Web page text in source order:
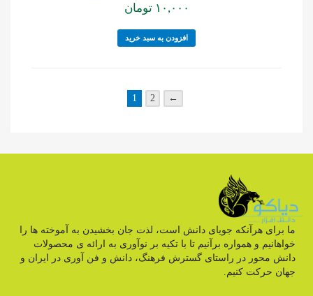
۱۰,۰۰۰ تومان
افزودن به سبد خرید
1 2 ←
ما برای هرآنکه جویای دانش است، لذت جان بخشیدن به آموخته ها را
خواهانیم و همواره برآنیم تا با تکیه بر نوآوری به ارائه ی محصولات
دانش محور در راستای گسترش فرهنگ، دانش و فن آوری در ایران و
جهان حرکت کنیم.